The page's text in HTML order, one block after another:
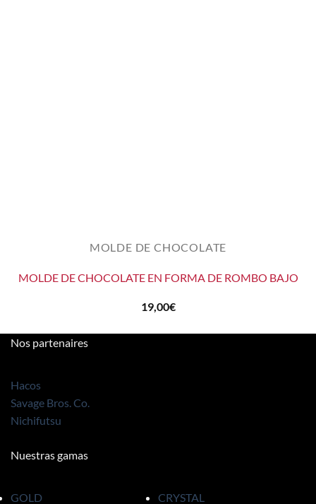
MOLDE DE CHOCOLATE
MOLDE DE CHOCOLATE EN FORMA DE ROMBO BAJO
19,00€
Nos partenaires
Hacos
Savage Bros. Co.
Nichifutsu
Nuestras gamas
GOLD CRYSTAL